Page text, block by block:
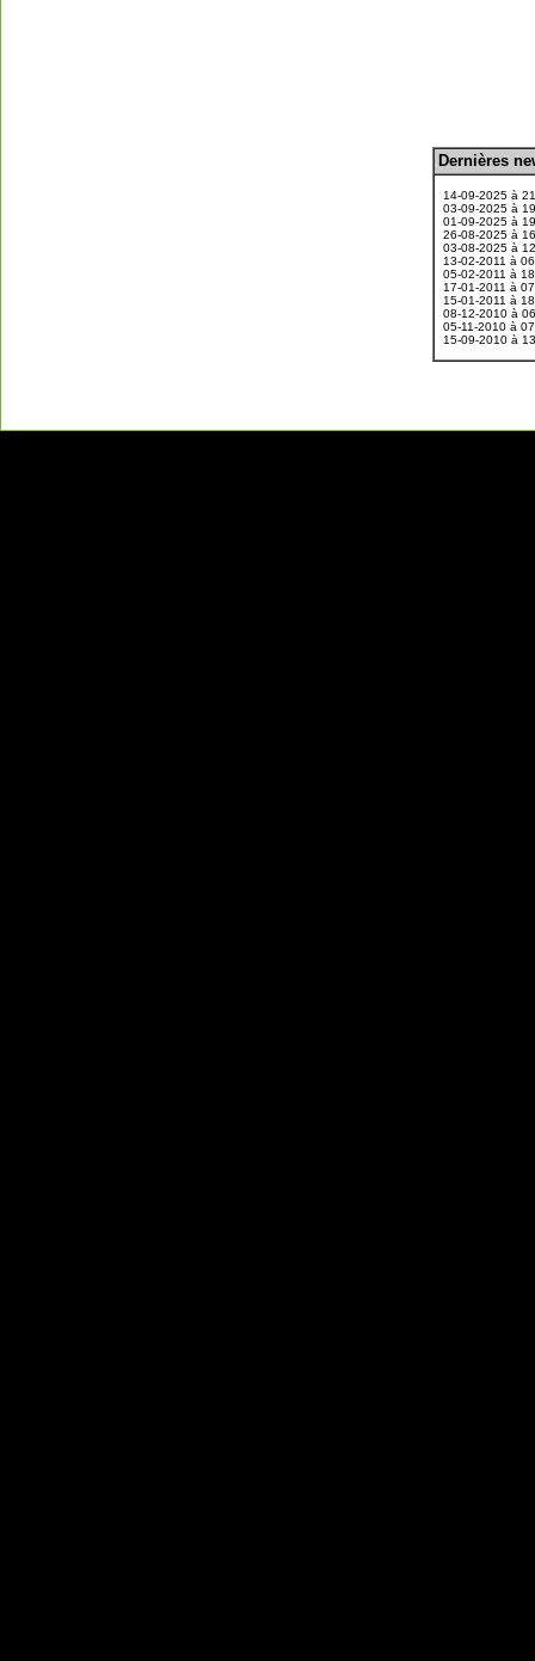
Dernières
14-09-2025 à
03-09-2025 à
01-09-2025 à
26-08-2025 à
03-08-2025 à
13-02-2011 à
05-02-2011 à
17-01-2011 à
15-01-2011 à
08-12-2010 à
05-11-2010 à
15-09-2010 à